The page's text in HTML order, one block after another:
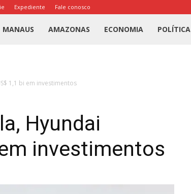
Expediente Fale conosco
MANAUS AMAZONAS ECONOMIA POLÍTICA
1,1 bi em investimentos
Hyundai
investimentos